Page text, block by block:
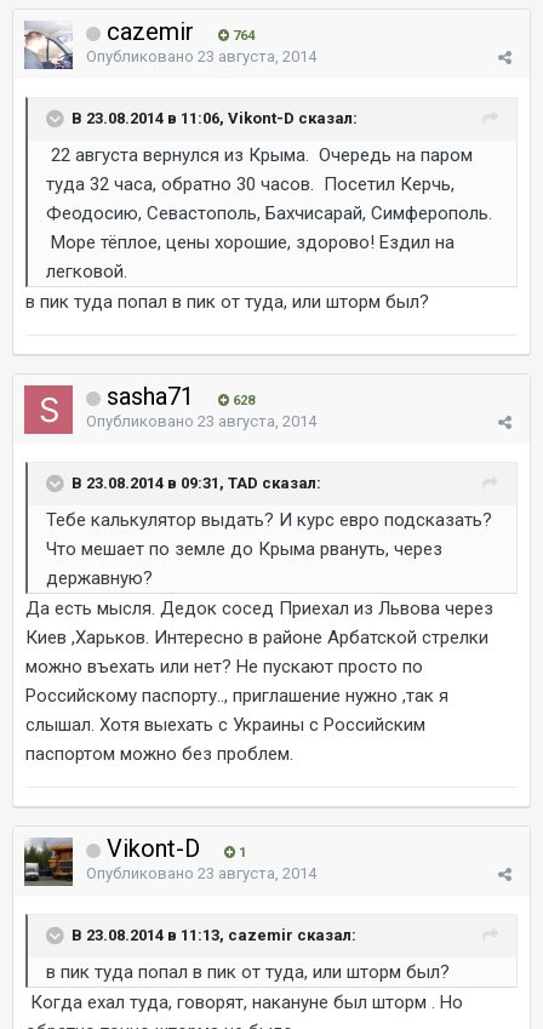
cazemir 764
Опубликовано 23 августа, 2014
В 23.08.2014 в 11:06, Vikont-D сказал:
22 августа вернулся из Крыма. Очередь на паром
туда 32 часа, обратно 30 часов. Посетил Керчь,
Феодосию, Севастополь, Бахчисарай, Симферополь.
Море тёплое, цены хорошие, здорово! Ездил на
легковой.
в пик туда попал в пик от туда, или шторм был?
sasha71 628
Опубликовано 23 августа, 2014
В 23.08.2014 в 09:31, TAD сказал:
Тебе калькулятор выдать? И курс евро подсказать?
Что мешает по земле до Крыма рвануть, через
державную?
Да есть мысля. Дедок сосед Приехал из Львова через
Киев ,Харьков. Интересно в районе Арбатской стрелки
можно въехать или нет? Не пускают просто по
Российскому паспорту.., приглашение нужно ,так я
слышал. Хотя выехать с Украины с Российским
паспортом можно без проблем.
Vikont-D 1
Опубликовано 23 августа, 2014
В 23.08.2014 в 11:13, cazemir сказал:
в пик туда попал в пик от туда, или шторм был?
Когда ехал туда, говорят, накануне был шторм . Но